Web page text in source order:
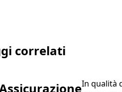
correlati
In qualità